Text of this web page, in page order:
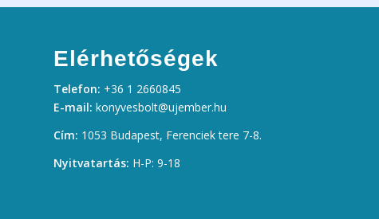
Elérhetőségek
Telefon: +36 1 2660845
E-mail: konyvesbolt@ujember.hu
Cím: 1053 Budapest, Ferenciek tere 7-8.
Nyitvatartás: H-P: 9-18